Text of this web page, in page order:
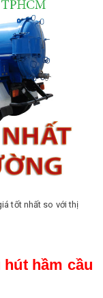
tốt nhất so với thị
hầm cầu